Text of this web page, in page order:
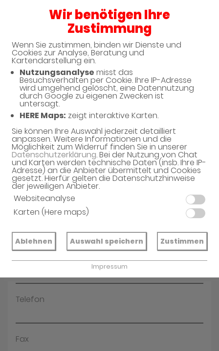
Wir benötigen Ihre
Zustimmung
Wenn Sie zustimmen, binden wir Dienste und
Cookies zur Analyse, Beratung und
Kartendarstellung ein.
Nutzungsanalyse misst das
Besuchsverhalten per Cookie. Ihre IP-Adresse
wird umgehend gelöscht, eine Datennutzung
durch Google zu eigenen Zwecken ist
untersagt.
HERE Maps: zeigt interaktive Karten.
Sie können Ihre Auswahl jederzeit detailliert
anpassen. Weitere Informationen und die
Möglichkeit zum Widerruf finden Sie in unserer
Datenschutzerklärung. Bei der Nutzung von Chat
und Karten werden technische Daten (insb. Ihre IP-
Adresse) an die Anbieter übermittelt und Cookies
gesetzt. Hierfür gelten die Datenschutzhinweise
der jeweiligen Anbieter.
Websiteanalyse
Karten (Here maps)
Ablehnen Auswahl speichern Zustimmen
Impressum
08:30 - 19:00
Haben Sie noch Fragen?
Dann schreiben Sie uns einfach eine Nachricht oder
rufen Sie uns direkt unter 030 - 2133046 an. Wir
Ihre Daten
Vorname*
E-Mail*
Telefon
Fax